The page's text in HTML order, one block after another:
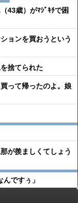
43歳）がﾏｼﾞｷﾁで困
ョンを買おうという
捨てられた
って帰ったのよ。娘
が羨ましくてしょう
ですぅ」